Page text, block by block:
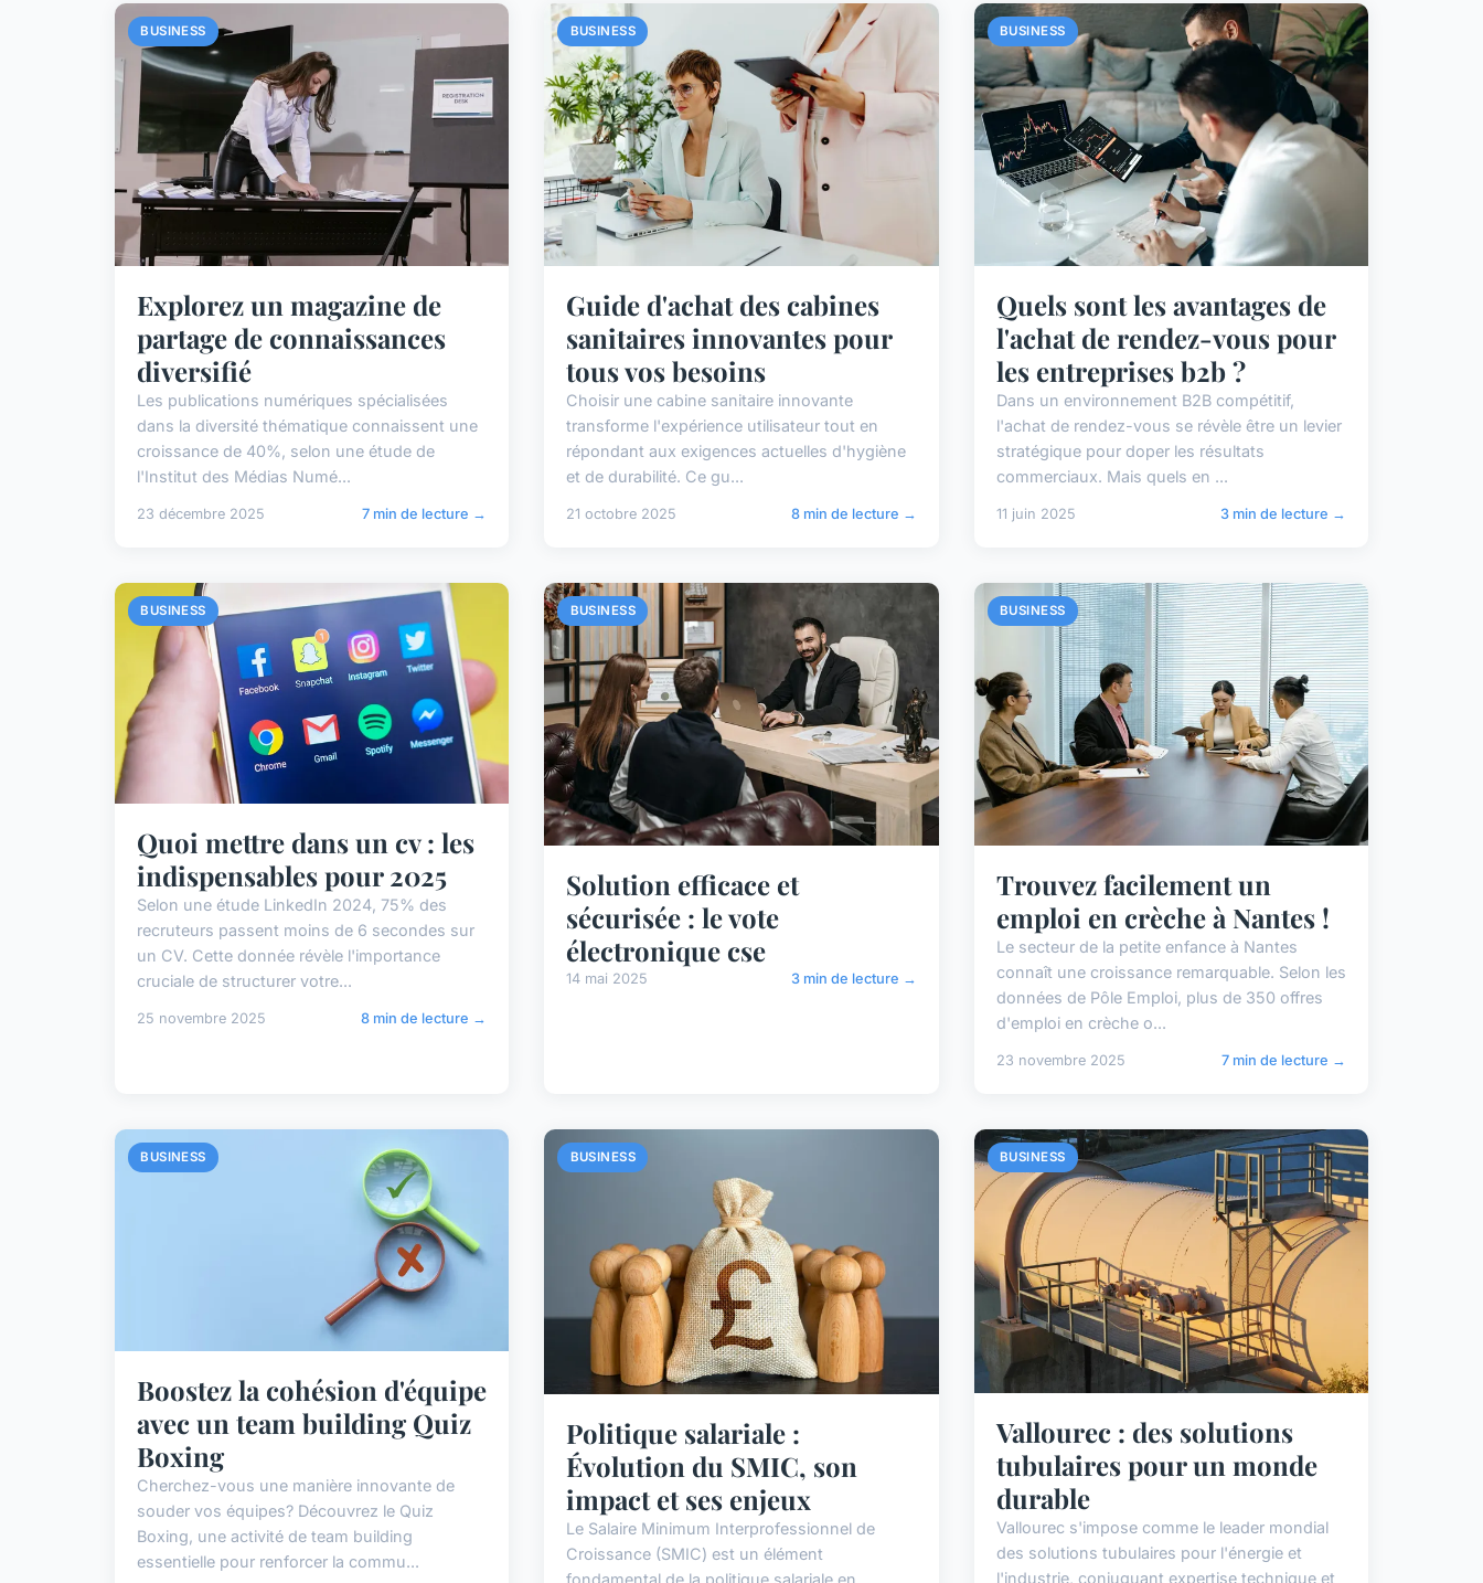
BUSINESS
Explorez un magazine de
partage de connaissances
diversifié
Les publications numériques spécialisées
dans la diversité thématique connaissent une
croissance de 40%, selon une étude de
l'Institut des Médias Numé...
23 décembre 2025 7 min de lecture →
BUSINESS
Guide d'achat des cabines
sanitaires innovantes pour
tous vos besoins
Choisir une cabine sanitaire innovante
transforme l'expérience utilisateur tout en
répondant aux exigences actuelles d'hygiène
et de durabilité. Ce gu...
21 octobre 2025 8 min de lecture →
BUSINESS
Quels sont les avantages de
l'achat de rendez-vous pour
les entreprises b2b ?
Dans un environnement B2B compétitif,
l'achat de rendez-vous se révèle être un levier
stratégique pour doper les résultats
commerciaux. Mais quels en ...
11 juin 2025 3 min de lecture →
BUSINESS
Quoi mettre dans un cv : les
indispensables pour 2025
Selon une étude LinkedIn 2024, 75% des
recruteurs passent moins de 6 secondes sur
un CV. Cette donnée révèle l'importance
cruciale de structurer votre...
25 novembre 2025 8 min de lecture →
BUSINESS
Solution efficace et
sécurisée : le vote
électronique cse
14 mai 2025 3 min de lecture →
BUSINESS
Trouvez facilement un
emploi en crèche à Nantes !
Le secteur de la petite enfance à Nantes
connaît une croissance remarquable. Selon les
données de Pôle Emploi, plus de 350 offres
d'emploi en crèche o...
23 novembre 2025 7 min de lecture →
BUSINESS
Boostez la cohésion d'équipe
avec un team building Quiz
Boxing
Cherchez-vous une manière innovante de
souder vos équipes? Découvrez le Quiz
Boxing, une activité de team building
essentielle pour renforcer la commu...
BUSINESS
Politique salariale :
Évolution du SMIC, son
impact et ses enjeux
Le Salaire Minimum Interprofessionnel de
Croissance (SMIC) est un élément
fondamental de la politique salariale en
BUSINESS
Vallourec : des solutions
tubulaires pour un monde
durable
Vallourec s'impose comme le leader mondial
des solutions tubulaires pour l'énergie et
l'industrie, conjuguant expertise technique et